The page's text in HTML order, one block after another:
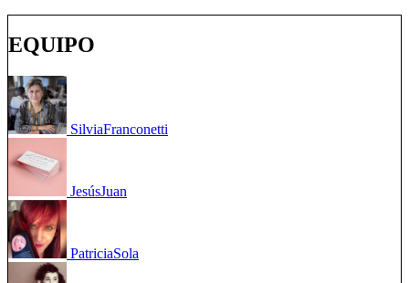
EQUIPO
SilviaFranconetti
JesúsJuan
PatriciaSola